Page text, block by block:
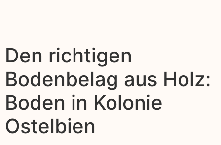
Den richtigen
Bodenbelag aus Holz:
Boden in Kolonie
Ostelbien